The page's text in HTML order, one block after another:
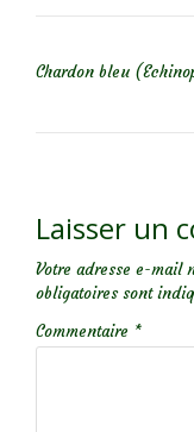
Chardon bleu
Laisser un
Votre adresse e-mail
obligatoires sont
Commentaire *